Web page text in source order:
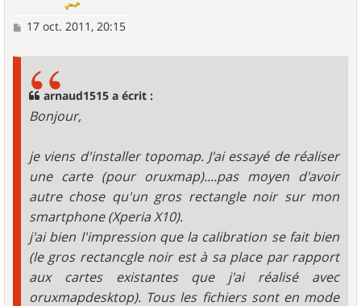
M17 oct. 2011, 20:15
arnaud1515 a écrit :
Bonjour,
je viens d'installer topomap. J'ai essayé de réaliser
une carte (pour oruxmap)....pas moyen d'avoir
autre chose qu'un gros rectangle noir sur mon
smartphone (Xperia X10).
j'ai bien l'impression que la calibration se fait bien
(le gros rectancgle noir est à sa place par rapport
aux cartes existantes que j'ai réalisé avec
oruxmapdesktop). Tous les fichiers sont en mode